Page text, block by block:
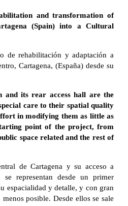
and transformation of
(Spain) into a Cultural
de rehabilitación y adaptación a
Cartagena, (España) desde su
and its rear access hall are the
care to their spatial quality
in modifying them as little as
point of the project, from
space related and the rest of
de Cartagena y su acceso a
representan desde un primer
espacialidad y detalle, y con gran
posible. Desde ellos se sale